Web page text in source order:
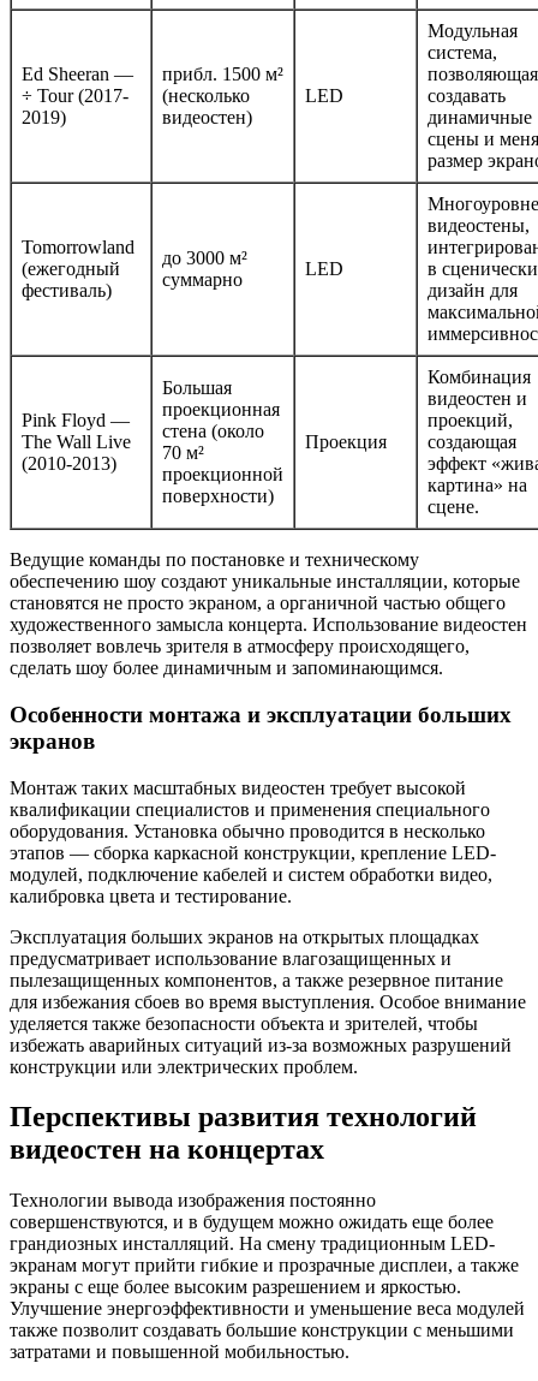
Ed Sheeran —
÷ Tour (2017-
2019)
прибл. 1500 м²
(несколько
видеостен)
LED
Модульная
система,
позволяющая
создавать
динамичные
сцены и
размер
Tomorrowland
(ежегодный
фестиваль)
до 3000 м²
суммарно
LED
видеостены,
в
дизайн для
Pink Floyd —
The Wall Live
(2010-2013)
Большая
проекционная
стена (около
70 м²
проекционной
поверхности)
Проекция
Комбинация
видеостен и
проекций,
создающая
эффект
картина» на
сцене.
Ведущие команды по постановке и техническому
обеспечению шоу создают уникальные инсталляции, которые
становятся не просто экраном, а органичной частью общего
художественного замысла концерта. Использование видеостен
позволяет вовлечь зрителя в атмосферу происходящего,
сделать шоу более динамичным и запоминающимся.
Особенности монтажа и эксплуатации больших
экранов
Монтаж таких масштабных видеостен требует высокой
квалификации специалистов и применения специального
оборудования. Установка обычно проводится в несколько
этапов — сборка каркасной конструкции, крепление LED-
модулей, подключение кабелей и систем обработки видео,
калибровка цвета и тестирование.
Эксплуатация больших экранов на открытых площадках
предусматривает использование влагозащищенных и
пылезащищенных компонентов, а также резервное питание
для избежания сбоев во время выступления. Особое внимание
уделяется также безопасности объекта и зрителей, чтобы
избежать аварийных ситуаций из-за возможных разрушений
конструкции или электрических проблем.
Перспективы развития технологий
видеостен на концертах
Технологии вывода изображения постоянно
совершенствуются, и в будущем можно ожидать еще более
грандиозных инсталляций. На смену традиционным LED-
экранам могут прийти гибкие и прозрачные дисплеи, а также
экраны с еще более высоким разрешением и яркостью.
Улучшение энергоэффективности и уменьшение веса модулей
также позволит создавать большие конструкции с меньшими
затратами и повышенной мобильностью.